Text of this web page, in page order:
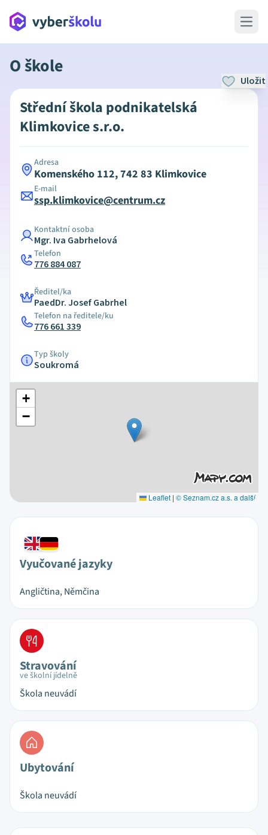
Open
O škole
Uložit
Střední škola podnikatelská
Klimkovice s.r.o.
Adresa
Komenského 112, 742 83 Klimkovice
E-mail
ssp.klimkovice@centrum.cz
Kontaktní osoba
Mgr. Iva Gabrhelová
Telefon
776 884 087
Ředitel/ka
PaedDr. Josef Gabrhel
Telefon na ředitele/ku
776 661 339
Typ školy
Soukromá
+
−
Leaflet | © Seznam.cz a.s. a další
Vyučované jazyky
Angličtina, Němčina
Stravování
ve školní jídelně
Škola neuvádí
Ubytování
Škola neuvádí